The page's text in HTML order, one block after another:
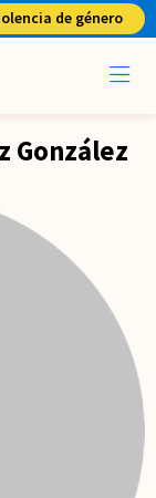
de género
González